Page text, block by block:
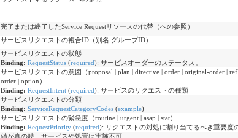
完了または終了したService Requestリソースの代替（への参照）
サービスリクエストの複合ID（別名 グループID）
サービスリクエストの状態
Binding: RequestStatus(required): サービスオーダーのステータス。
サービスリクエストの意図（proposal | plan | directive | order | original-order |
order | option）
Binding: RequestIntent(required): サービスのリクエストの種類
サービスリクエストの分類
Binding: ServiceRequestCategoryCodes(example)
サービスリクエストの緊急度（routine | urgent | asap | stat）
Binding: RequestPriority(required): リクエストの対処に割り当てるべき重要度
値が真の時、サービスや処置は実施不可